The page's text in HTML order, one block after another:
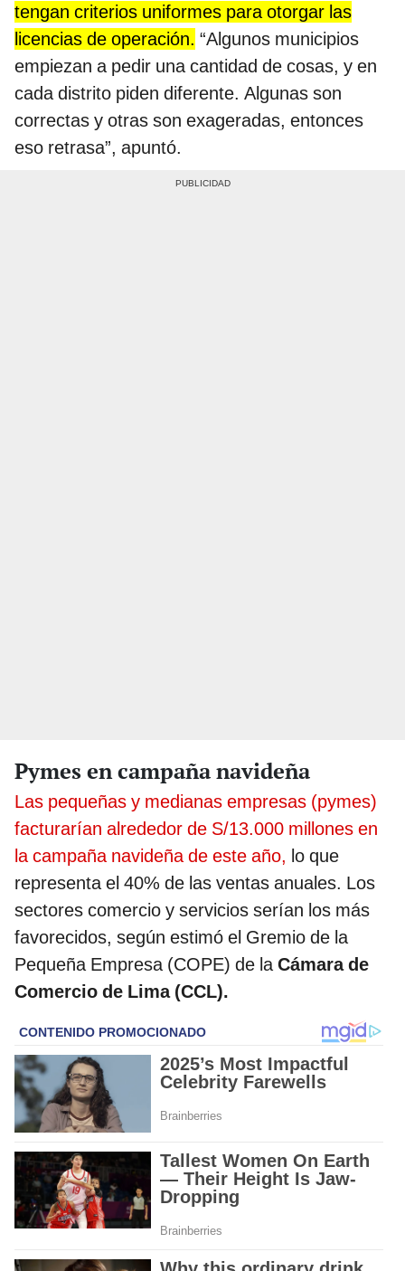
tengan criterios uniformes para otorgar las
licencias de operación. “Algunos municipios
empiezan a pedir una cantidad de cosas, y en
cada distrito piden diferente. Algunas son
correctas y otras son exageradas, entonces
eso retrasa”, apuntó.
Pymes en campaña navideña
Las pequeñas y medianas empresas (pymes)
facturarían alrededor de S/13.000 millones en
la campaña navideña de este año, lo que
representa el 40% de las ventas anuales. Los
sectores comercio y servicios serían los más
favorecidos, según estimó el Gremio de la
Pequeña Empresa (COPE) de laCámara de
Comercio de Lima (CCL).